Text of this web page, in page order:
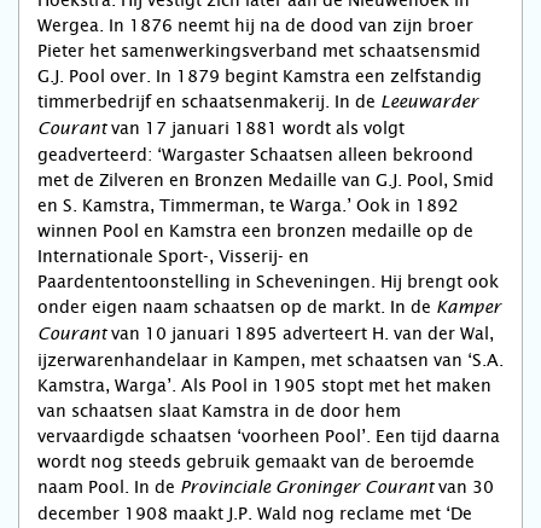
Wergea. In 1876 neemt hij na de dood van zijn broer
Pieter het samenwerkingsverband met schaatsensmid
G.J. Pool over. In 1879 begint Kamstra een zelfstandig
timmerbedrijf en schaatsenmakerij. In de Leeuwarder
Courant van 17 januari 1881 wordt als volgt
geadverteerd: ‘Wargaster Schaatsen alleen bekroond
met de Zilveren en Bronzen Medaille van G.J. Pool, Smid
en S. Kamstra, Timmerman, te Warga.’ Ook in 1892
winnen Pool en Kamstra een bronzen medaille op de
Internationale Sport-, Visserij- en
Paardententoonstelling in Scheveningen. Hij brengt ook
onder eigen naam schaatsen op de markt. In de Kamper
Courant van 10 januari 1895 adverteert H. van der Wal,
ijzerwarenhandelaar in Kampen, met schaatsen van ‘S.A.
Kamstra, Warga’. Als Pool in 1905 stopt met het maken
van schaatsen slaat Kamstra in de door hem
vervaardigde schaatsen ‘voorheen Pool’. Een tijd daarna
wordt nog steeds gebruik gemaakt van de beroemde
naam Pool. In de Provinciale Groninger Courant van 30
december 1908 maakt J.P. Wald nog reclame met ‘De